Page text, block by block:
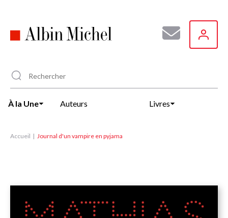
principal
À la Une Auteurs Livres
Accueil Journal d'un vampire en pyjama